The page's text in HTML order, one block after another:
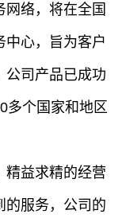
网络，将在全国
中心，旨为客户
公司产品已成功
多个国家和地区
益求精的经营
的服务，公司的